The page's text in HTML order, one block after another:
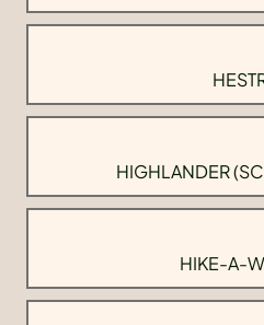
HIGHLANDER
HIKE-A-